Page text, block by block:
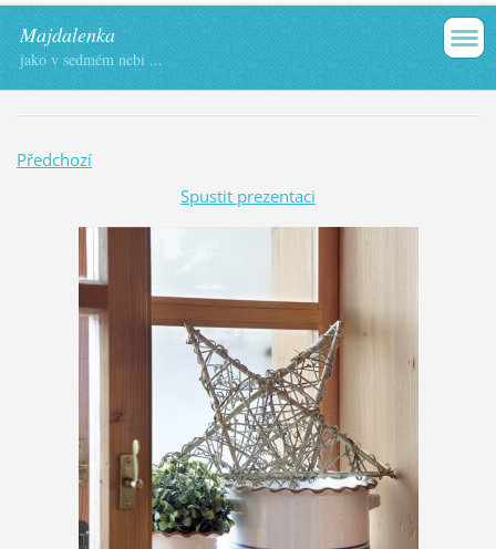
Majdalenka
jako v sedmém nebi ...
Předchozí
Spustit prezentaci